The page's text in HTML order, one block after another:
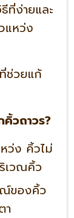
ที่ง่ายและ
แหว่ง
ช่วยแก้
คิ้วถาวร?
ว่ง คิ้วไม่
เวณคิ้ว
ของคิ้ว
า